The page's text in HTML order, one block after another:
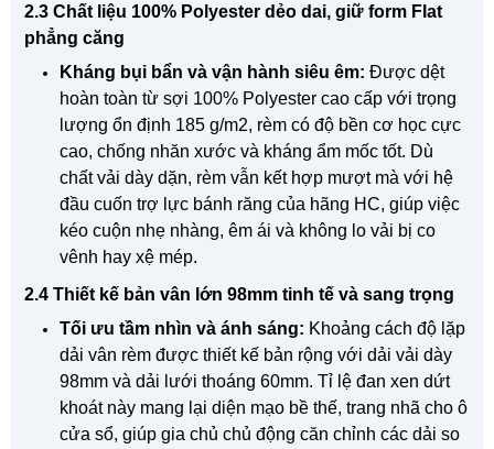
2.3 Chất liệu 100% Polyester dẻo dai, giữ form Flat
phẳng căng
Kháng bụi bẩn và vận hành siêu êm: Được dệt
hoàn toàn từ sợi 100% Polyester cao cấp với trọng
lượng ổn định 185 g/m2, rèm có độ bền cơ học cực
cao, chống nhăn xước và kháng ẩm mốc tốt. Dù
chất vải dày dặn, rèm vẫn kết hợp mượt mà với hệ
đầu cuốn trợ lực bánh răng của hãng HC, giúp việc
kéo cuộn nhẹ nhàng, êm ái và không lo vải bị co
vênh hay xệ mép.
2.4 Thiết kế bản vân lớn 98mm tinh tế và sang trọng
Tối ưu tầm nhìn và ánh sáng: Khoảng cách độ lặp
dải vân rèm được thiết kế bản rộng với dải vải dày
98mm và dải lưới thoáng 60mm. Tỉ lệ đan xen dứt
khoát này mang lại diện mạo bề thế, trang nhã cho ô
cửa sổ, giúp gia chủ chủ động căn chỉnh các dải so